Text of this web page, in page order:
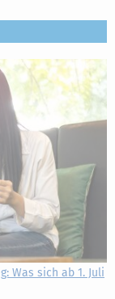
Was sich ab 1. Juli